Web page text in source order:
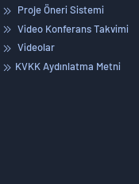
Proje Öneri Sistemi
Video Konferans Takvimi
Videolar
KVKK Aydınlatma Metni